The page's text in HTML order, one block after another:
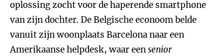
oplossing zocht voor de haperende smartphone
van zijn dochter. De Belgische econoom belde
vanuit zijn woonplaats Barcelona naar een
Amerikaanse helpdesk, waar eensenior